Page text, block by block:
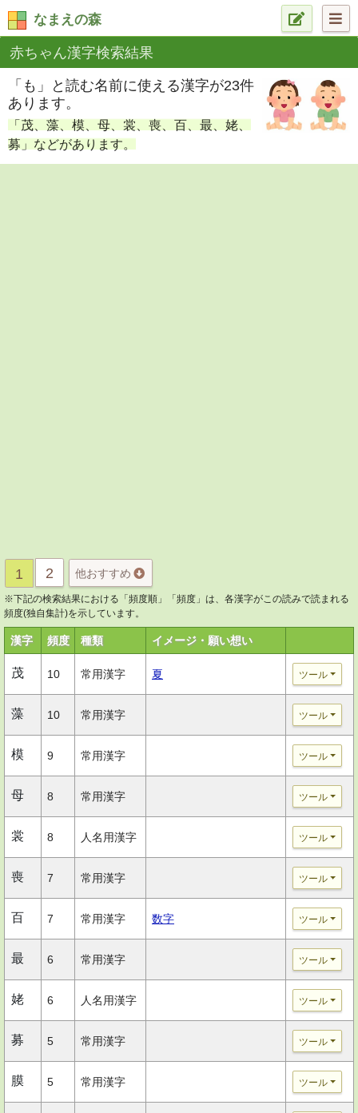
なまえの森
赤ちゃん漢字検索結果
「も」と読む名前に使える漢字が23件
あります。
「茂、藻、模、母、裳、喪、百、最、姥、
募」などがあります。
1 2 他おすすめ
※下記の検索結果における「頻度順」「頻度」は、各漢字がこの読みで読まれる
頻度(独自集計)を示しています。
漢字 頻度 種類 イメージ・願い想い
茂 10 常用漢字 夏 ツール
藻 10 常用漢字 ツール
模 9 常用漢字 ツール
母 8 常用漢字 ツール
裳 8 人名用漢字 ツール
喪 7 常用漢字 ツール
百 7 常用漢字 数字 ツール
最 6 常用漢字 ツール
姥 6 人名用漢字 ツール
募 5 常用漢字 ツール
膜 5 常用漢字 ツール